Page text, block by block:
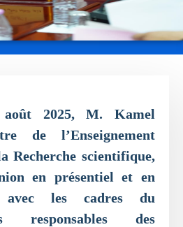
2025, M. Kamel
de l’Enseignement
Recherche scientifique,
en présentiel et en
avec les cadres du
responsables des